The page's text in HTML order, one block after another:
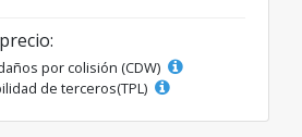
por colisión (CDW)
de terceros(TPL)